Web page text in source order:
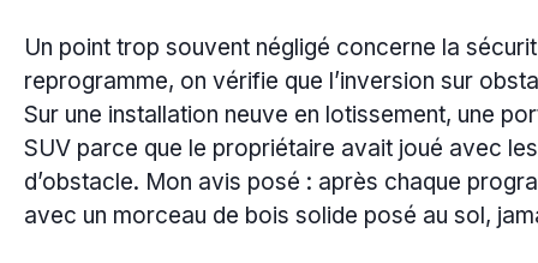
Un point trop souvent négligé concerne la
reprogramme, on vérifie que l’inversion sur
Sur une installation neuve en lotissement, une
SUV parce que le propriétaire avait joué avec
d’obstacle. Mon avis posé : après chaque
avec un morceau de bois solide posé au sol,